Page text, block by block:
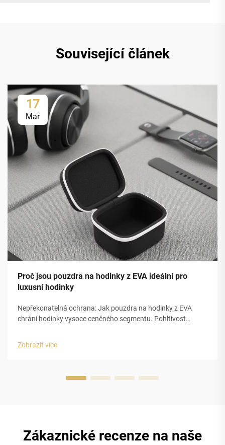
Související článek
17
Mar
Proč jsou pouzdra na hodinky z EVA ideální pro
luxusní hodinky
Nepřekonatelná ochrana: Jak pouzdra na hodinky z EVA
chrání hodinky vysoce ceněného segmentu. Pohltivost
Zobrazit více
Zákaznické recenze na naše